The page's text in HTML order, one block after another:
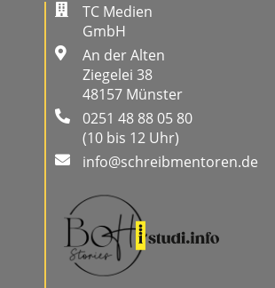
TC Medien
GmbH
An der Alten
Ziegelei 38
48157 Münster
0251 48 88 05 80
(10 bis 12 Uhr)
info@schreibmentoren.de